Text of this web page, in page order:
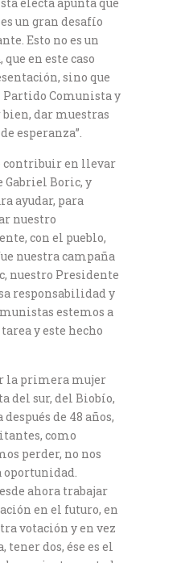
un gran desafío
Esto no es un
en este caso
sino que
Comunista y
dar muestras
esperanza”.
contribuir en llevar
Gabriel Boric, y
ayudar, para
nuestro
con el pueblo,
nuestra campaña
nuestro Presidente
responsabilidad y
estemos a
y este hecho
la primera mujer
del sur, del Biobío,
de 48 años,
como
perder, no nos
oportunidad.
ahora trabajar
en el futuro, en
votación y en vez
tener dos, ése es el